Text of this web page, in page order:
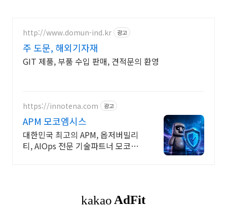
http://www.domun-ind.kr 광고
주 도문, 해외기자재
GIT 제품, 부품 수입 판매, 견적문의 환영
https://innotena.com 광고
APM 모코엠시스
대한민국 최고의 APM, 옵저버빌리
티, AIOps 전문 기술파트너 모코엠